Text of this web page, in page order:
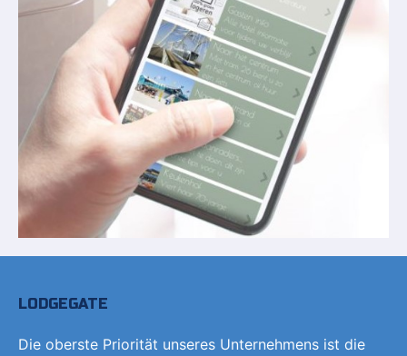
LODGEGATE
Die oberste Priorität unseres Unternehmens ist die